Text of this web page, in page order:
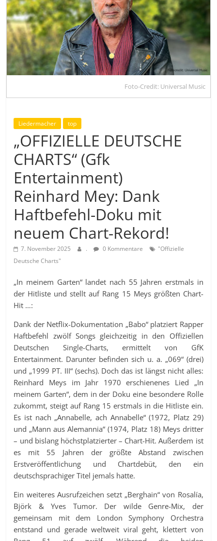
Foto-Credit: Universal Music
Liedermacher top
„OFFIZIELLE DEUTSCHE
CHARTS“ (Gfk
Entertainment)
Reinhard Mey: Dank
Haftbefehl-Doku mit
neuem Chart-Rekord!
7. November 2025 . 0 Kommentare
"Offizielle
Deutsche Charts"
„In meinem Garten“ landet nach 55 Jahren erstmals in
der Hitliste und stellt auf Rang 15 Meys größten Chart-
Hit …:
Dank der Netflix-Dokumentation „Babo“ platziert Rapper
Haftbefehl zwölf Songs gleichzeitig in den Offiziellen
Deutschen Single-Charts, ermittelt von GfK
Entertainment. Darunter befinden sich u. a. „069“ (drei)
und „1999 PT. III“ (sechs). Doch das ist längst nicht alles:
Reinhard Meys im Jahr 1970 erschienenes Lied „In
meinem Garten“, dem in der Doku eine besondere Rolle
zukommt, steigt auf Rang 15 erstmals in die Hitliste ein.
Es ist nach „Annabelle, ach Annabelle“ (1972, Platz 29)
und „Mann aus Alemannia“ (1974, Platz 18) Meys dritter
– und bislang höchstplatzierter – Chart-Hit. Außerdem ist
es mit 55 Jahren der größte Abstand zwischen
Erstveröffentlichung und Chartdebüt, den ein
deutschsprachiger Titel jemals hatte.
Ein weiteres Ausrufzeichen setzt „Berghain“ von Rosalía,
Björk & Yves Tumor. Der wilde Genre-Mix, der
gemeinsam mit dem London Symphony Orchestra
entstand und gerade weltweit viral geht, klettert von